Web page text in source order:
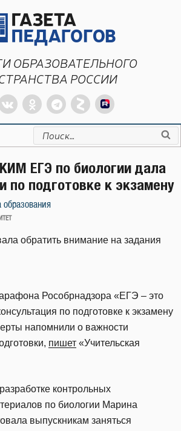
ОБРАЗОВАТЕЛЬНОГО
РОССИИ
Искать:
ЕГЭ по биологии дала
по подготовке к экзамену
образования
обратить внимание на задания
Рособрнадзора «ЕГЭ – это
по подготовке к экзамену
напомнили о важности
пишет «Учительская
контрольных
по биологии Марина
выпускникам заняться